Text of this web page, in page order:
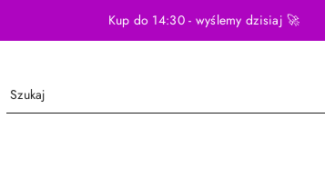
Kup do 14:30 - wyślemy dzisiaj 🚀